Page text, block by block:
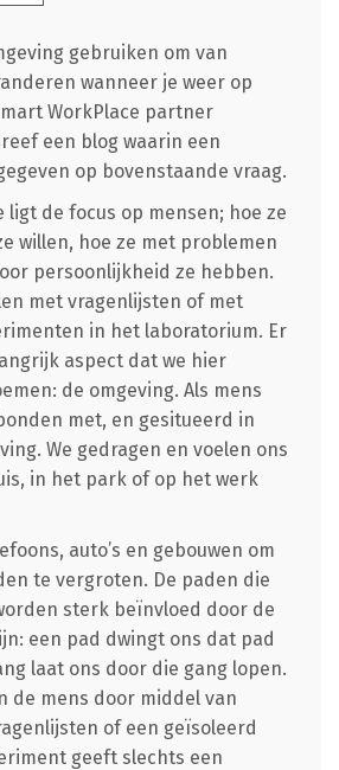
gebruiken om van
wanneer je weer op
WorkPlace partner
een blog waarin een
op bovenstaande vraag.
ligt de focus op mensen; hoe ze
willen, hoe ze met problemen
persoonlijkheid ze hebben.
met vragenlijsten of met
in het laboratorium. Er
aspect dat we hier
de omgeving. Als mens
met, en gesitueerd in
We gedragen en voelen ons
in het park of op het werk
auto’s en gebouwen om
te vergroten. De paden die
sterk beïnvloed door de
een pad dwingt ons dat pad
laat ons door die gang lopen.
de mens door middel van
of een geïsoleerd
geeft slechts een